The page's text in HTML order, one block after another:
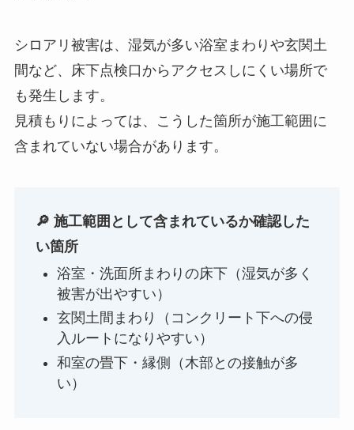
シロアリ被害は、湿気が多い浴室まわりや玄関土
間など、床下点検口からアクセスしにくい場所で
も発生します。
見積もりによっては、こうした箇所が施工範囲に
含まれていない場合があります。
🔎 施工範囲として含まれているか確認した
い箇所
浴室・洗面所まわりの床下（湿気が多く
被害が出やすい）
玄関土間まわり（コンクリート下への侵
入ルートになりやすい）
和室の畳下・縁側（木部との接触が多
い）